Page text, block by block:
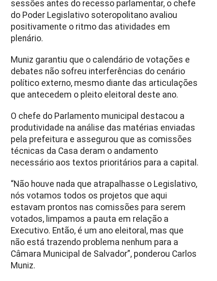
sessões antes do recesso parlamentar, o chefe
do Poder Legislativo soteropolitano avaliou
positivamente o ritmo das atividades em
plenário.
Muniz garantiu que o calendário de votações e
debates não sofreu interferências do cenário
político externo, mesmo diante das articulações
que antecedem o pleito eleitoral deste ano.
O chefe do Parlamento municipal destacou a
produtividade na análise das matérias enviadas
pela prefeitura e assegurou que as comissões
técnicas da Casa deram o andamento
necessário aos textos prioritários para a capital.
“Não houve nada que atrapalhasse o Legislativo,
nós votamos todos os projetos que aqui
estavam prontos nas comissões para serem
votados, limpamos a pauta em relação a
Executivo. Então, é um ano eleitoral, mas que
não está trazendo problema nenhum para a
Câmara Municipal de Salvador”, ponderou Carlos
Muniz.